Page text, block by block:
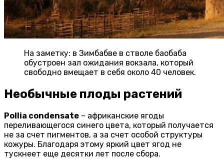
На заметку: в Зимбабве в стволе баобаба
обустроен зал ожидания вокзала, который
свободно вмещает в себя около 40 человек.
Необычные плоды растений
Pollia condensate – африканские ягоды
переливающегося синего цвета, который получается
не за счет пигментов, а за счет особой структуры
кожуры. Благодаря этому яркий цвет ягод не
тускнеет еще десятки лет после сбора.